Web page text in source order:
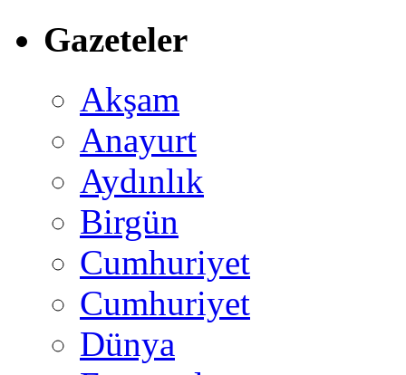
Gazeteler
Akşam
Anayurt
Aydınlık
Birgün
Cumhuriyet
Cumhuriyet
Dünya